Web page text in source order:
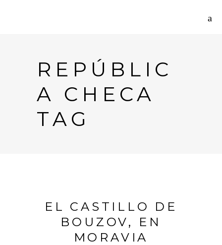
REPÚBLIC
A CHECA
TAG
EL CASTILLO DE
BOUZOV, EN
MORAVIA